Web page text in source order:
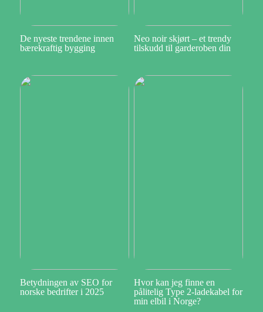
De nyeste trendene innen
bærekraftig bygging
Neo noir skjørt – et trendy
tilskudd til garderoben din
Betydningen av SEO for
norske bedrifter i 2025
Hvor kan jeg finne en
pålitelig Type 2-ladekabel for
min elbil i Norge?